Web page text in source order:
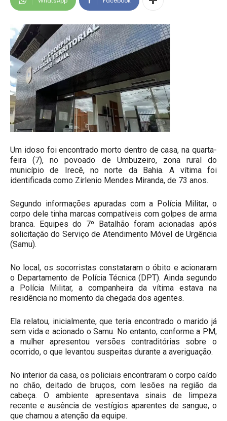
Um idoso foi encontrado morto dentro de casa, na quarta-
feira (7), no povoado de Umbuzeiro, zona rural do
município de Irecê, no norte da Bahia. A vítima foi
identificada como Zirlenio Mendes Miranda, de 73 anos.
Segundo informações apuradas com a Polícia Militar, o
corpo dele tinha marcas compatíveis com golpes de arma
branca. Equipes do 7º Batalhão foram acionadas após
solicitação do Serviço de Atendimento Móvel de Urgência
(Samu).
No local, os socorristas constataram o óbito e acionaram
o Departamento de Polícia Técnica (DPT). Ainda segundo
a Polícia Militar, a companheira da vítima estava na
residência no momento da chegada dos agentes.
Ela relatou, inicialmente, que teria encontrado o marido já
sem vida e acionado o Samu. No entanto, conforme a PM,
a mulher apresentou versões contraditórias sobre o
ocorrido, o que levantou suspeitas durante a averiguação.
No interior da casa, os policiais encontraram o corpo caído
no chão, deitado de bruços, com lesões na região da
cabeça. O ambiente apresentava sinais de limpeza
recente e ausência de vestígios aparentes de sangue, o
que chamou a atenção da equipe.